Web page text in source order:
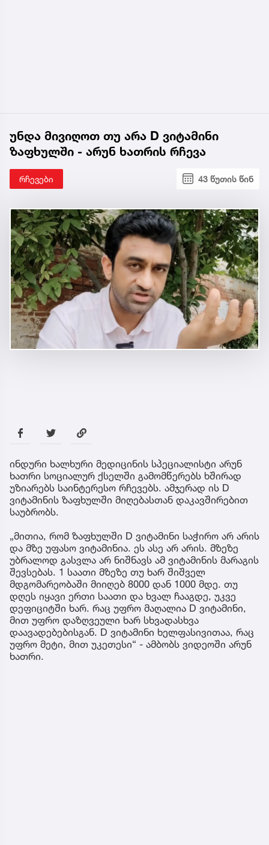
უნდა მივიღოთ თუ არა D ვიტამინი
ზაფხულში - არუნ ხათრის რჩევა
რჩევები 43 წუთის წინ
ინდური ხალხური მედიცინის სპეციალისტი არუნ
ხათრი სოციალურ ქსელში გამომწერებს ხშირად
უზიარებს საინტერესო რჩევებს. ამჯერად ის D
ვიტამინის ზაფხულში მიღებასთან დაკავშირებით
საუბრობს.
„მითია, რომ ზაფხულში D ვიტამინი საჭირო არ არის
და მზე უფასო ვიტამინია. ეს ასე არ არის. მზეზე
უბრალოდ გასვლა არ ნიშნავს ამ ვიტამინის მარაგის
შევსებას. 1 საათი მზეზე თუ ხარ შიშველ
მდგომარეობაში მიიღებ 8000 დან 1000 მდე. თუ
დღეს იყავი ერთი საათი და ხვალ ჩააგდე, უკვე
დეფიციტში ხარ. რაც უფრო მაღალია D ვიტამინი,
მით უფრო დაზღვეული ხარ სხვადასხვა
დაავადებებისგან. D ვიტამინი ხელფასივითაა, რაც
უფრო მეტი, მით უკეთესი“ - ამბობს ვიდეოში არუნ
ხათრი.